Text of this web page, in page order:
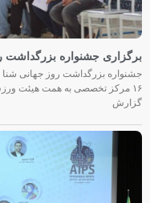
برگزاری جشنواره بزرگداشت
۱۶ مرکز تخصصی به همت هیئت
گزارش